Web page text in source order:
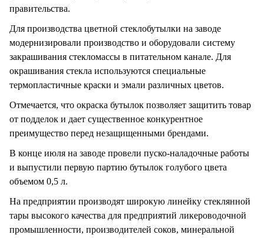
правительства.
Для производства цветной стеклобутылки на заводе
модернизировали производство и оборудовали систему
закрашивания стекломассы в питательном канале. Для
окрашивания стекла используются специальные
термопластичные краски и эмали различных цветов.
Отмечается, что окраска бутылок позволяет защитить товар
от подделок и дает существенное конкурентное
преимущество перед незащищенными брендами.
В конце июля на заводе провели пуско-наладочные работы
и выпустили первую партию бутылок голубого цвета
объемом 0,5 л.
На предприятии производят широкую линейку стеклянной
тары высокого качества для предприятий ликероводочной
промышленности, производителей соков, минеральной